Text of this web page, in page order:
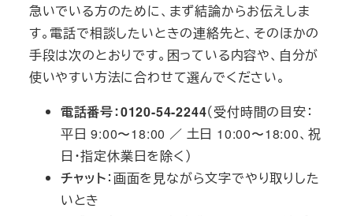
急いでいる方のために、まず結論からお伝えしま
す。電話で相談したいときの連絡先と、そのほかの
手段は次のとおりです。困っている内容や、自分が
使いやすい方法に合わせて選んでください。
電話番号：0120-54-2244（受付時間の目安：
平日 9:00〜18:00 ／ 土日 10:00〜18:00、祝
日・指定休業日を除く）
チャット：画面を見ながら文字でやり取りした
いとき